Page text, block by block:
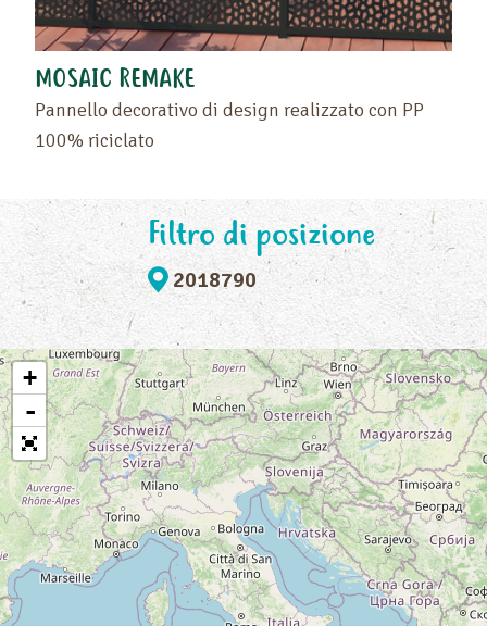
MOSAIC REMAKE
Pannello decorativo di design realizzato con PP
100% riciclato
Filtro di posizione
2018790
+
-